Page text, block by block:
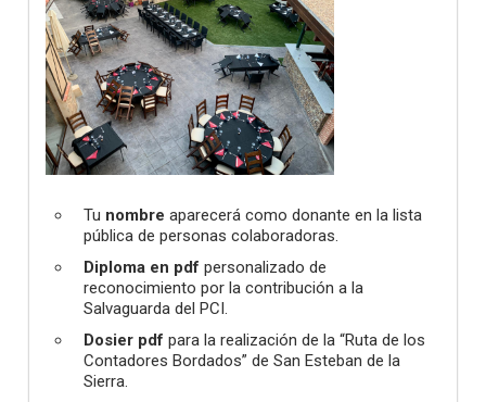
Tu nombre aparecerá como donante en la lista
pública de personas colaboradoras.
Diploma en pdf personalizado de
reconocimiento por la contribución a la
Salvaguarda del PCI.
Dosier pdf para la realización de la “Ruta de los
Contadores Bordados” de San Esteban de la
Sierra.